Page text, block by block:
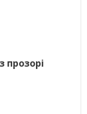
прозорі